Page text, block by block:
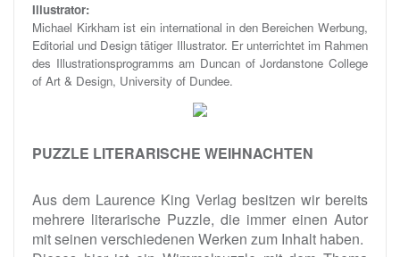
Illustrator:
Michael Kirkham ist ein international in den Bereichen Werbung,
Editorial und Design tätiger Illustrator. Er unterrichtet im Rahmen
des Illustrationsprogramms am Duncan of Jordanstone College
of Art & Design, University of Dundee.
PUZZLE LITERARISCHE WEIHNACHTEN
Aus dem Laurence King Verlag besitzen wir bereits
mehrere literarische Puzzle, die immer einen Autor
mit seinen verschiedenen Werken zum Inhalt haben.